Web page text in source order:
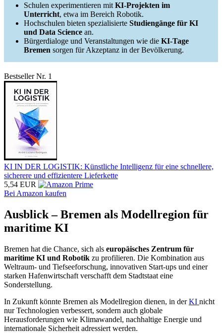
Schulen experimentieren mit KI-Projekten im
Unterricht, etwa im Bereich Robotik.
Hochschulen bieten spezialisierte Studiengänge für KI
und Data Science an.
Bürgerdialoge und Veranstaltungen wie die KI-Tage
Bremen sorgen für Akzeptanz in der Bevölkerung.
Bestseller Nr. 1
KI IN DER LOGISTIK: Künstliche Intelligenz für eine schnellere,
sicherere und effizientere Lieferkette
5,54 EUR
Bei Amazon kaufen
Ausblick – Bremen als Modellregion für
maritime KI
Bremen hat die Chance, sich als europäisches Zentrum für
maritime KI und Robotik zu profilieren. Die Kombination aus
Weltraum- und Tiefseeforschung, innovativen Start-ups und einer
starken Hafenwirtschaft verschafft dem Stadtstaat eine
Sonderstellung.
In Zukunft könnte Bremen als Modellregion dienen, in derKI nicht
nur Technologien verbessert, sondern auch globale
Herausforderungen wie Klimawandel, nachhaltige Energie und
internationale Sicherheit adressiert werden.